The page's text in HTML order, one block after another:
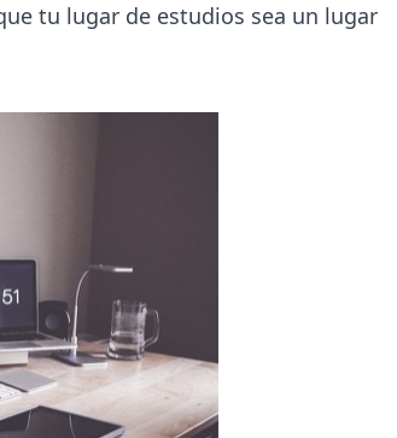
tu lugar de estudios sea un lugar